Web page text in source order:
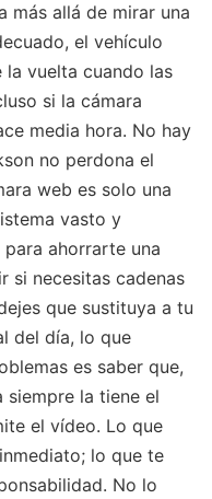
más allá de mirar una
el vehículo
vuelta cuando las
si la cámara
media hora. No hay
no perdona el
web es solo una
vasto y
ahorrarte una
si necesitas cadenas
que sustituya a tu
del día, lo que
es saber que,
siempre la tiene el
el vídeo. Lo que
lo que te
No lo